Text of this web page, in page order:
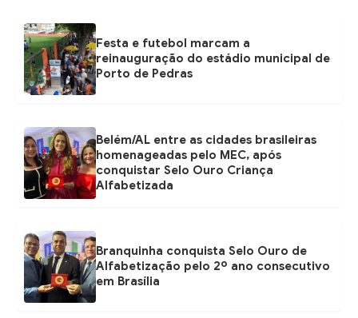
Festa e futebol marcam a
reinauguração do estádio municipal de
Porto de Pedras
Belém/AL entre as cidades brasileiras
homenageadas pelo MEC, após
conquistar Selo Ouro Criança
Alfabetizada
Branquinha conquista Selo Ouro de
Alfabetização pelo 2º ano consecutivo
em Brasília